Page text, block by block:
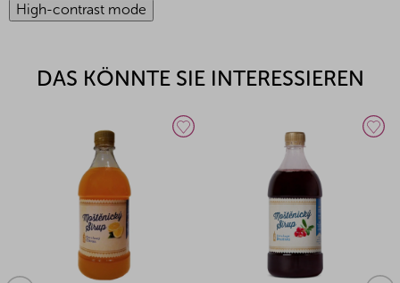
High-contrast mode
DAS KÖNNTE SIE INTERESSIEREN